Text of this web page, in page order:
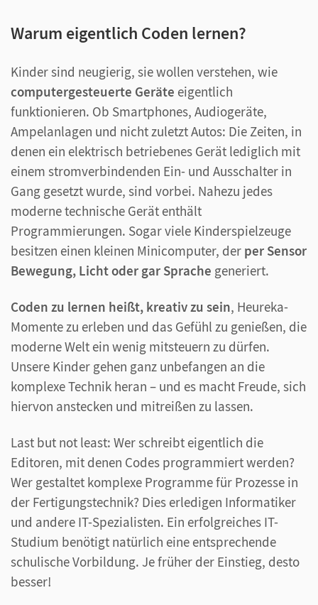
Warum eigentlich Coden lernen?
Kinder sind neugierig, sie wollen verstehen, wie
computergesteuerte Geräte eigentlich
funktionieren. Ob Smartphones, Audiogeräte,
Ampelanlagen und nicht zuletzt Autos: Die Zeiten, in
denen ein elektrisch betriebenes Gerät lediglich mit
einem stromverbindenden Ein- und Ausschalter in
Gang gesetzt wurde, sind vorbei. Nahezu jedes
moderne technische Gerät enthält
Programmierungen. Sogar viele Kinderspielzeuge
besitzen einen kleinen Minicomputer, der per Sensor
Bewegung, Licht oder gar Sprache generiert.
Coden zu lernen heißt, kreativ zu sein, Heureka-
Momente zu erleben und das Gefühl zu genießen, die
moderne Welt ein wenig mitsteuern zu dürfen.
Unsere Kinder gehen ganz unbefangen an die
komplexe Technik heran – und es macht Freude, sich
hiervon anstecken und mitreißen zu lassen.
Last but not least: Wer schreibt eigentlich die
Editoren, mit denen Codes programmiert werden?
Wer gestaltet komplexe Programme für Prozesse in
der Fertigungstechnik? Dies erledigen Informatiker
und andere IT-Spezialisten. Ein erfolgreiches IT-
Studium benötigt natürlich eine entsprechende
schulische Vorbildung. Je früher der Einstieg, desto
besser!